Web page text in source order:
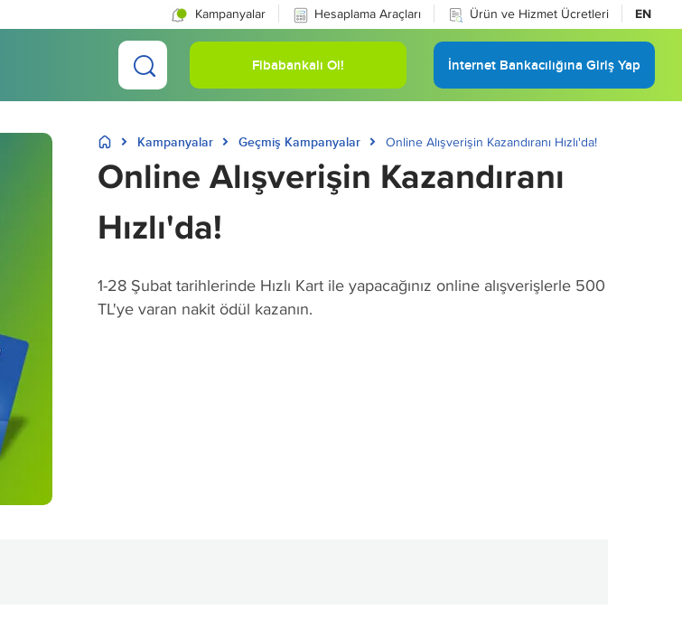
Kampanyalar Hesaplama Araçları Ürün ve Hizmet Ücretleri EN
Fibabankalı Ol! İnternet Bankacılığına Giriş Yap
Kampanyalar Geçmiş Kampanyalar Online Alışverişin Kazandıranı Hızlı'da!
Online Alışverişin Kazandıranı
Hızlı'da!
1-28 Şubat tarihlerinde Hızlı Kart ile yapacağınız online alışverişlerle 500
TL'ye varan nakit ödül kazanın.